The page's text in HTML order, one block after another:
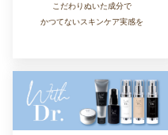
こだわりぬいた成分で
かつてないスキンケア実感を